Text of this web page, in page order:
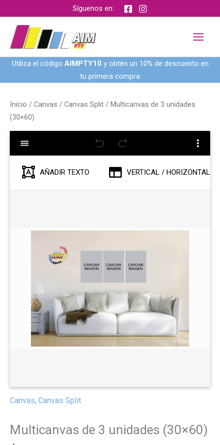
al
contenido
Síguenos en:
Utiliza el código AIMPTY10 y obtén un 10% de descuento en
tu primera compra
Inicio / Canvas / Canvas Split / Multicanvas de 3 unidades
(30×60)
AÑADIR TEXTO VERTICAL / HORIZONTAL
Canvas, Canvas Split
Multicanvas de 3 unidades (30×60)